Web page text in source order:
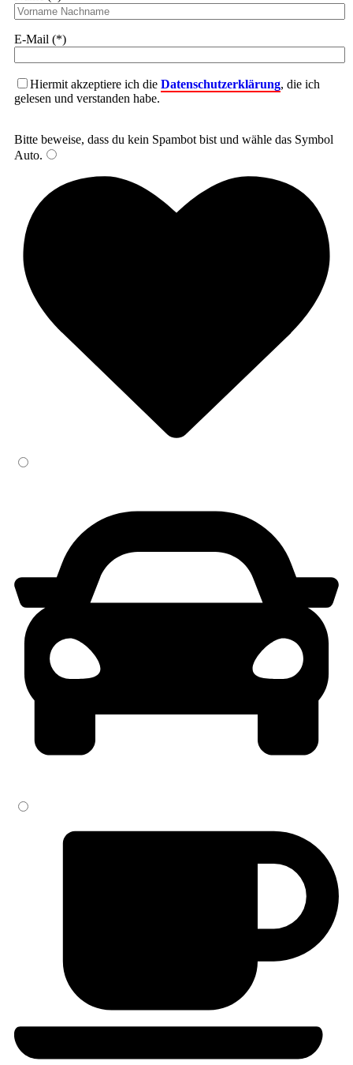
E-Mail (*)
Hiermit akzeptiere ich die Datenschutzerklärung, die ich
gelesen und verstanden habe.
Bitte beweise, dass du kein Spambot bist und wähle das Symbol
Auto.